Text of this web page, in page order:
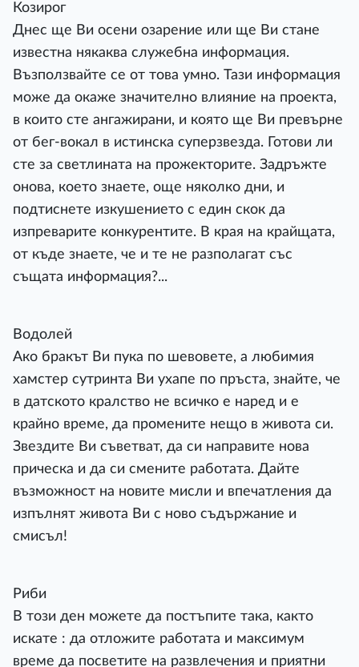
Козирог
Днес ще Ви осени озарение или ще Ви стане
известна някаква служебна информация.
Възползвайте се от това умно. Тази информация
може да окаже значително влияние на проекта,
в които сте ангажирани, и която ще Ви превърне
от бег-вокал в истинска суперзвезда. Готови ли
сте за светлината на прожекторите. Задръжте
онова, което знаете, още няколко дни, и
подтиснете изкушението с един скок да
изпреварите конкурентите. В края на крайщата,
от къде знаете, че и те не разполагат със
същата информация?...
Водолей
Ако бракът Ви пука по шевовете, а любимия
хамстер сутринта Ви ухапе по пръста, знайте, че
в датското кралство не всичко е наред и е
крайно време, да промените нещо в живота си.
Звездите Ви съветват, да си направите нова
прическа и да си смените работата. Дайте
възможност на новите мисли и впечатления да
изпълнят живота Ви с ново съдържание и
смисъл!
Риби
В този ден можете да постъпите така, както
искате : да отложите работата и максимум
време да посветите на развлечения и приятни